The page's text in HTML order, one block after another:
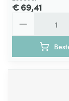
€ 69,41